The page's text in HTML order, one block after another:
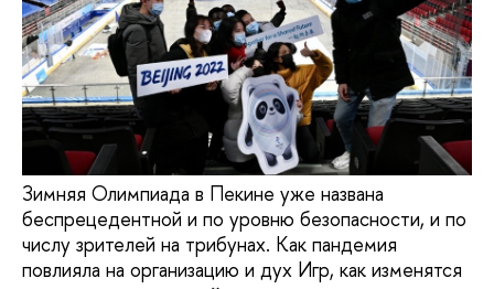
Зимняя Олимпиада в Пекине уже названа
беспрецедентной и по уровню безопасности, и по
числу зрителей на трибунах. Как пандемия
повлияла на организацию и дух Игр, как изменятся